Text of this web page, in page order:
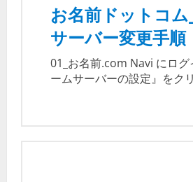
お名前ドットコム
サーバー変更手順
01_お名前.com Navi にログ
ームサーバーの設定』をク